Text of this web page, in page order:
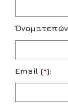
Email (*):